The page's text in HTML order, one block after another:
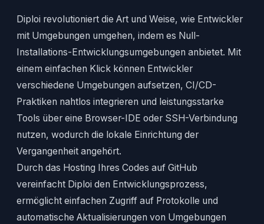
Diploi revolutioniert die Art und Weise, wie Entwickler
mit Umgebungen umgehen, indem es Null-
Installations-Entwicklungsumgebungen anbietet. Mit
einem einfachen Klick können Entwickler
verschiedene Umgebungen aufsetzen, CI/CD-
Praktiken nahtlos integrieren und leistungsstarke
Tools über eine Browser-IDE oder SSH-Verbindung
nutzen, wodurch die lokale Einrichtung der
Vergangenheit angehört.
Durch das Hosting Ihres Codes auf GitHub
vereinfacht Diploi den Entwicklungsprozess,
ermöglicht einfachen Zugriff auf Protokolle und
automatische Aktualisierungen von Umgebungen